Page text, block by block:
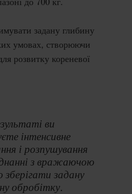
задану глибину
умовах, створюючи
розвитку кореневої
ви
інтенсивне
і розпушування
з вражаючою
зберігати задану
обробітку.